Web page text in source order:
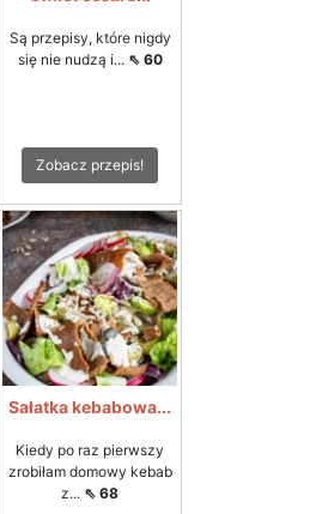
Są przepisy, które nigdy
się nie nudzą i... ⇖ 60
Zobacz przepis!
Sałatka kebabowa...
Kiedy po raz pierwszy
zrobiłam domowy kebab
z... ⇖ 68